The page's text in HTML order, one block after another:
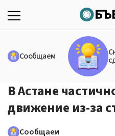
Сообщаем
В Астане
движение из-за
Сообщаем